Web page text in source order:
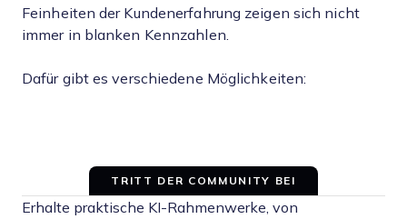
Feinheiten der Kundenerfahrung zeigen sich nicht
immer in blanken Kennzahlen.
Dafür gibt es verschiedene Möglichkeiten:
TRITT DER COMMUNITY BEI
Erhalte praktische KI-Rahmenwerke, von